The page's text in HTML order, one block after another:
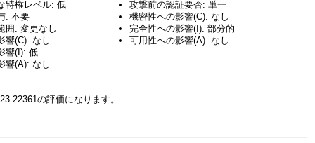
特権レベル: 低
: 不要
囲: 変更なし
響(C): なし
響(I): 低
響(A): なし
攻撃前の認証要否: 単一
機密性への影響(C): なし
完全性への影響(I): 部分的
可用性への影響(A): なし
22361の評価になります。